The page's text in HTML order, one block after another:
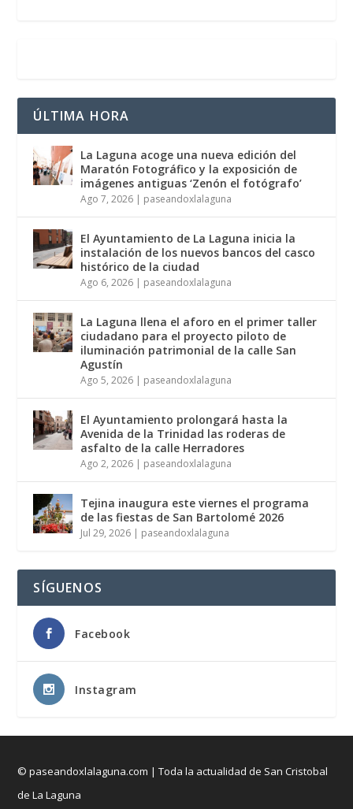
ÚLTIMA HORA
La Laguna acoge una nueva edición del
Maratón Fotográfico y la exposición de
imágenes antiguas ‘Zenón el fotógrafo’
Ago 7, 2026 | paseandoxlalaguna
El Ayuntamiento de La Laguna inicia la
instalación de los nuevos bancos del casco
histórico de la ciudad
Ago 6, 2026 | paseandoxlalaguna
La Laguna llena el aforo en el primer taller
ciudadano para el proyecto piloto de
iluminación patrimonial de la calle San
Agustín
Ago 5, 2026 | paseandoxlalaguna
El Ayuntamiento prolongará hasta la
Avenida de la Trinidad las roderas de
asfalto de la calle Herradores
Ago 2, 2026 | paseandoxlalaguna
Tejina inaugura este viernes el programa
de las fiestas de San Bartolomé 2026
Jul 29, 2026 | paseandoxlalaguna
SÍGUENOS
Facebook
Instagram
© paseandoxlalaguna.com | Toda la actualidad de San Cristobal
de La Laguna